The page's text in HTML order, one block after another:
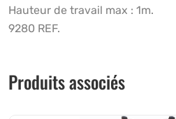
Hauteur de travail max : 1m.
9280 REF.
Produits associés